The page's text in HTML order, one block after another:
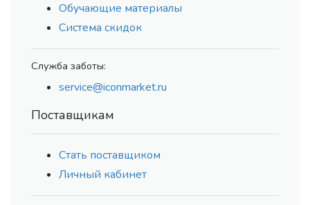
Обучающие материалы
Система скидок
Служба заботы:
service@iconmarket.ru
Поставщикам
Стать поставщиком
Личный кабинет